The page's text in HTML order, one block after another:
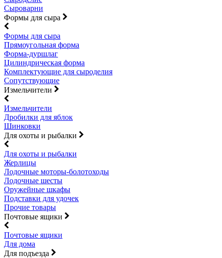
Сыроварни
Формы для сыра
Формы для сыра
Прямоугольная форма
Форма-дуршлаг
Цилиндрическая форма
Комплектующие для сыроделия
Сопутствующие
Измельчители
Измельчители
Дробилки для яблок
Шинковки
Для охоты и рыбалки
Для охоты и рыбалки
Жерлицы
Лодочные моторы-болотоходы
Лодочные шесты
Оружейные шкафы
Подставки для удочек
Прочие товары
Почтовые ящики
Почтовые ящики
Для дома
Для подъезда